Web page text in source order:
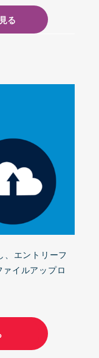
る
、エントリーフ
イルアップロ